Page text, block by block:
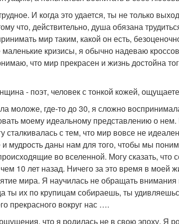
И когда это удается, ты не только
что, действительно, душа обязана
мир таким, какой он есть,
маленькие кризисы, я обычно надеваю
что мир прекрасен и жизнь достойна
- поэт, человек с тонкой кожей,
моложе, где-то до 30, я сложно
моему идеальному представлению о
сталкивалась с тем, что мир вовсе не
и мудрость даны нам для того, чтобы мы
во вселенной. Могу сказать,
10 лет назад. Ничего за это время в моей
мира. Я научилась не обращать
ты их по крупицам собираешь, ты
прекрасного вокруг нас ….
что я родилась не в свою эпоху. Я